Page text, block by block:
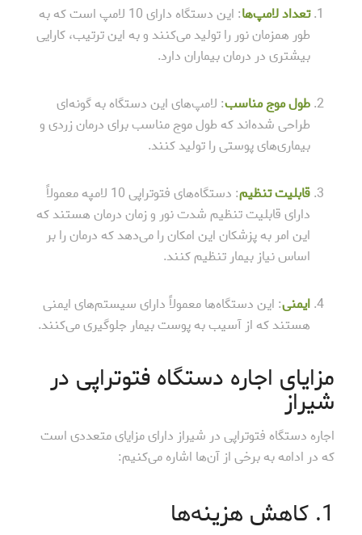
تعداد لامپ‌ها
: این دستگاه دارای 10 لامپ است که به
طور همزمان نور را تولید می‌کنند و به این ترتیب، کارایی
بیشتری در درمان بیماران دارد.
طول موج مناسب: لامپ‌های این دستگاه به گونه‌ای
طراحی شده‌اند که طول موج مناسب برای درمان زردی و
بیماری‌های پوستی را تولید کنند.
قابلیت تنظیم
: دستگاه‌های فتوتراپی 10 لامپه معمولاً
دارای قابلیت تنظیم شدت نور و زمان درمان هستند که
این امر به پزشکان این امکان را می‌دهد که درمان را بر
اساس نیاز بیمار تنظیم کنند.
ایمنی: این دستگاه‌ها معمولاً دارای سیستم‌های ایمنی
هستند که از آسیب به پوست بیمار جلوگیری می‌کنند.
مزایای اجاره دستگاه فتوتراپی در
شیراز
اجاره دستگاه فتوتراپی در شیراز دارای مزایای متعددی است
که در ادامه به برخی از آن‌ها اشاره می‌کنیم:
1. کاهش هزینه‌ها